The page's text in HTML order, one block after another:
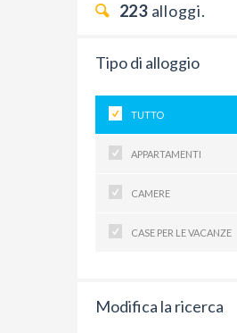
223alloggi.
Tipo di alloggio
TUTTO
APPARTAMENTI
CAMERE
CASE PER LE VACANZE
Modifica la ricerca